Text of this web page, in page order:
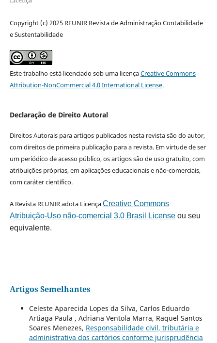
Copyright (c) 2025 REUNIR Revista de Administração Contabilidade
e Sustentabilidade
Este trabalho está licenciado sob uma licençaCreative Commons
Attribution-NonCommercial 4.0 International License.
Declaração de Direito Autoral
Direitos Autorais para artigos publicados nesta revista são do autor,
com direitos de primeira publicação para a revista. Em virtude de ser
um periódico de acesso público, os artigos são de uso gratuito, com
atribuições próprias, em aplicações educacionais e não-comerciais,
com caráter científico.
A Revista REUNIR adota LicençaCreative Commons
Atribuição-Uso não-comercial 3.0 Brasil Licenseou seu
equivalente.
Artigos Semelhantes
Celeste Aparecida Lopes da Silva, Carlos Eduardo
Artiaga Paula , Adriana Ventola Marra, Raquel Santos
Soares Menezes, Responsabilidade civil, tributária e
administrativa dos cartórios conforme jurisprudência